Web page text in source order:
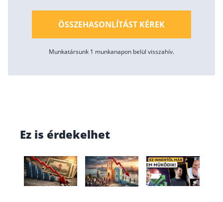
ÖSSZEHASONLÍTÁST KÉREK
Munkatársunk 1 munkanapon belül visszahív.
Ez is érdekelhet